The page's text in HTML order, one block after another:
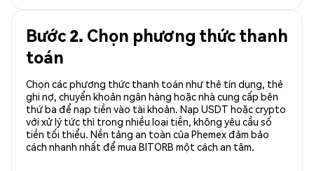
Bước 2. Chọn phương thức thanh
toán
Chọn các phương thức thanh toán như thẻ tín dụng, thẻ
ghi nợ, chuyển khoản ngân hàng hoặc nhà cung cấp bên
thứ ba để nạp tiền vào tài khoản. Nạp USDT hoặc crypto
với xử lý tức thì trong nhiều loại tiền, không yêu cầu số
tiền tối thiểu. Nền tảng an toàn của Phemex đảm bảo
cách nhanh nhất để mua BITORB một cách an tâm.